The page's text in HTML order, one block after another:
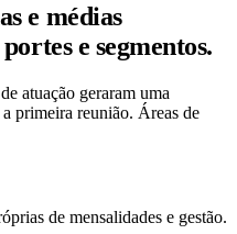
e médias
e segmentos.
atuação geraram uma
primeira reunião. Áreas de
de mensalidades e gestão.